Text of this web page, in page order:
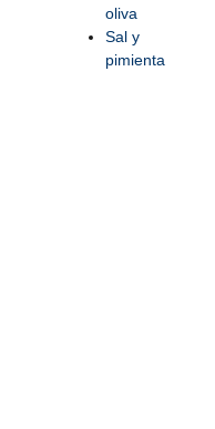
oliva
Sal y
pimienta